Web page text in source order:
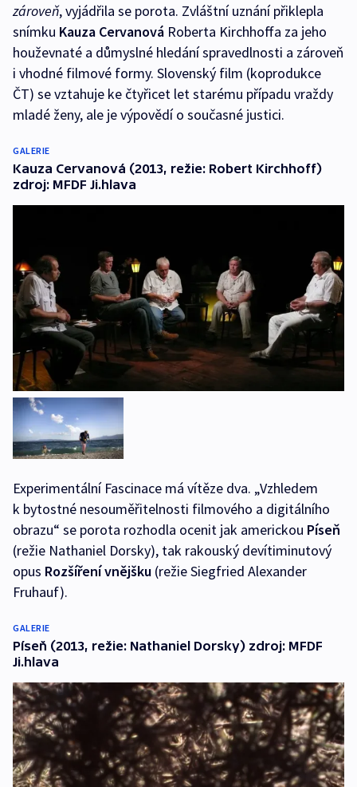
zároveň, vyjádřila se porota. Zvláštní uznání přiklepla
snímku Kauza Cervanová Roberta Kirchhoffa za jeho
houževnaté a důmyslné hledání spravedlnosti a zároveň
i vhodné filmové formy. Slovenský film (koprodukce
ČT) se vztahuje ke čtyřicet let starému případu vraždy
mladé ženy, ale je výpovědí o současné justici.
GALERIE
Kauza Cervanová (2013, režie: Robert Kirchhoff)
zdroj: MFDF Ji.hlava
Experimentální Fascinace má vítěze dva. „Vzhledem
k bytostné nesouměřitelnosti filmového a digitálního
obrazu“ se porota rozhodla ocenit jak americkou Píseň
(režie Nathaniel Dorsky), tak rakouský devítiminutový
opus Rozšíření vnějšku (režie Siegfried Alexander
Fruhauf).
GALERIE
Píseň (2013, režie: Nathaniel Dorsky) zdroj: MFDF
Ji.hlava